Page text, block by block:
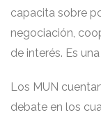
capacita sobre
negociación,
de interés. Es
Los MUN
debate en los